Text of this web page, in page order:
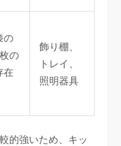
の
の
在
飾り棚、
トレイ、
照明器具
的強いため、キッ